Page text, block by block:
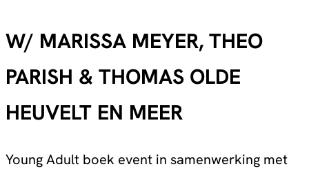
W/ MARISSA MEYER, THEO
PARISH & THOMAS OLDE
HEUVELT EN MEER
Young Adult boek event in samenwerking met